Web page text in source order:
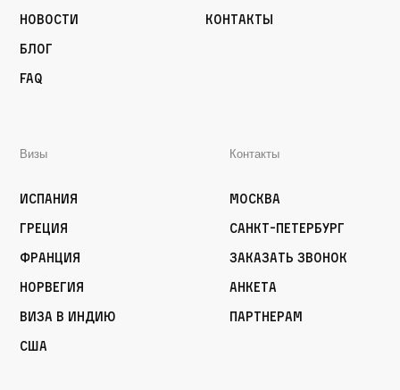
Новости
Блог
FAQ
Контакты
Визы
Испания
Греция
Франция
Норвегия
Виза в Индию
США
Контакты
Москва
Санкт-Петербург
Заказать звонок
Анкета
Партнерам